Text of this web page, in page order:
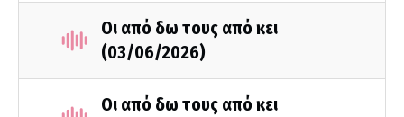
Οι από δω τους από κει
(03/06/2026)
Οι από δω τους από κει